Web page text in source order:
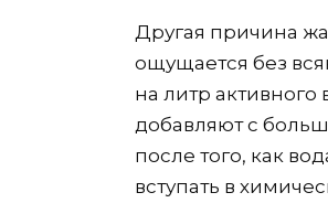
Другая причина
ощущается без
на литр активного
добавляют с
после того, как
вступать в